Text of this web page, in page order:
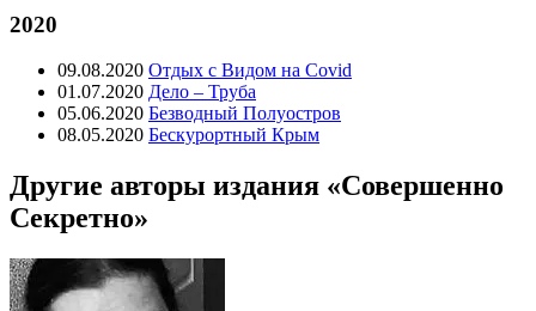
2020
09.08.2020 Отдых с Видом на Covid
01.07.2020 Дело – Труба
05.06.2020 Безводный Полуостров
08.05.2020 Бескурортный Крым
Другие авторы издания «Совершенно
Секретно»